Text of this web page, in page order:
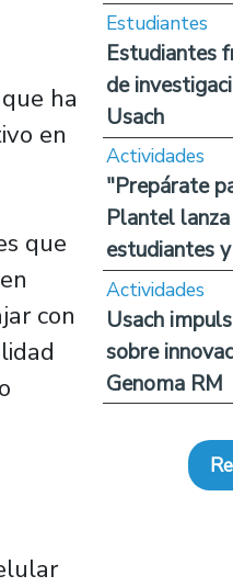
ha
en
que
con
Estudiantes
Estudiantes
de
Usach
Actividades
"Prepárate
Plantel
estudiantes
Actividades
Usach
sobre
Genoma RM